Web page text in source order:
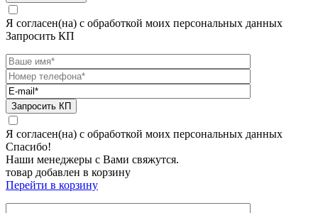
Я согласен(на) с обработкой моих персональных данных
Запросить КП
Я согласен(на) с обработкой моих персональных данных
Спасибо!
Наши менеджеры с Вами свяжутся.
товар добавлен в корзину
Перейти в корзину